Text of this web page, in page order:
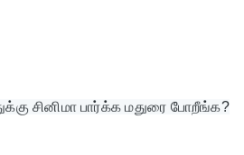
சினிமா பார்க்க மதுரை போறீங்க?